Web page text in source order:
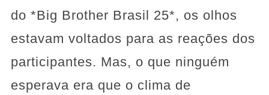
do *Big Brother Brasil 25*, os olhos
estavam voltados para as reações dos
participantes. Mas, o que ninguém
esperava era que o clima de